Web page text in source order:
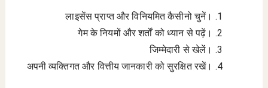
लाइसेंस प्राप्त और विनियमित कैसीनो चुनें।
गेम के नियमों और शर्तों को ध्यान से पढ़ें।
जिम्मेदारी से खेलें।
अपनी व्यक्तिगत और वित्तीय जानकारी को सुरक्षित रखें।